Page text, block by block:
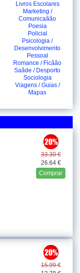
Livros Escolares
Marketing /
Comunicaãão
Poesia
Policial
Psicologia /
Desenvolvimento
Pessoal
Romance / Ficãão
Saãde / Desporto
Sociologia
Viagens / Guias /
Mapas
33.30 €
26.64 €
Comprar
15.99 €